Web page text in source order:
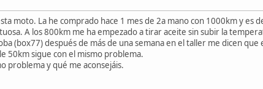
moto. La he comprado hace 1 mes de 2a mano con 1000km y es
A los 800km me ha empezado a tirar aceite sin subir la
(box77) después de más de una semana en el taller me dicen
50km sigue con el mismo problema.
problema y qué me aconsejáis.